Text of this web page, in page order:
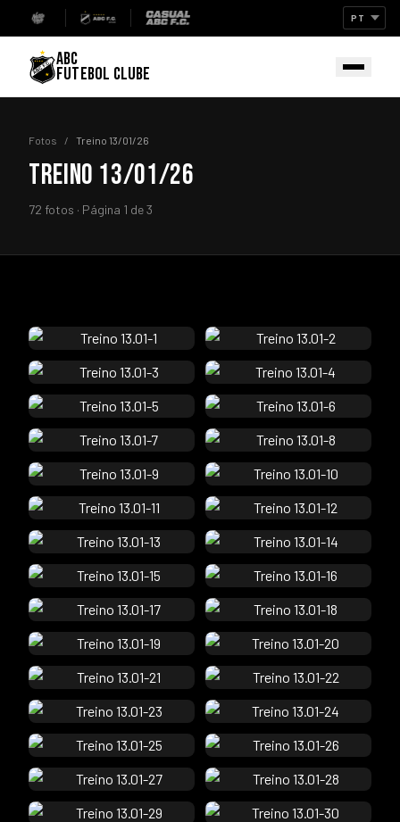
ABC
FUTEBOL CLUBE
Fotos / Treino 13/01/26
TREINO 13/01/26
72 fotos · Página 1 de 3